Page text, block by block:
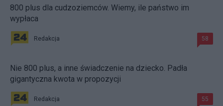
800 plus dla cudzoziemców. Wiemy, ile państwo im
wypłaca
Redakcja 58
Nie 800 plus, a inne świadczenie na dziecko. Padła
gigantyczna kwota w propozycji
Redakcja 55